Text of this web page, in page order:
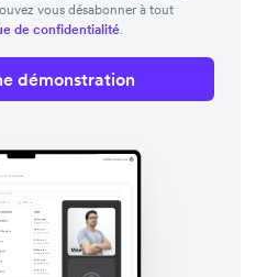
vous désabonner à tout
de confidentialité.
démonstration